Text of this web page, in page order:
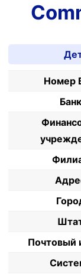
Номер
Банк
Почтовый